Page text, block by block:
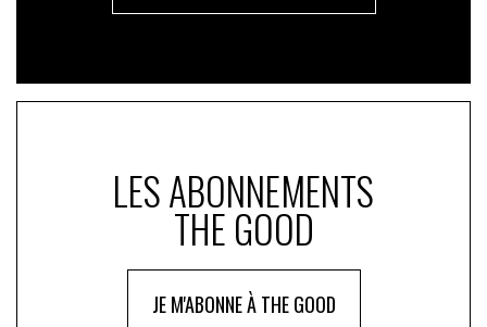
LES ABONNEMENTS
THE GOOD
JE M'ABONNE À THE GOOD